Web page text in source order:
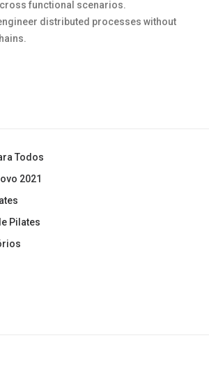
functional scenarios.
distributed processes without
Todos
2021
Pilates